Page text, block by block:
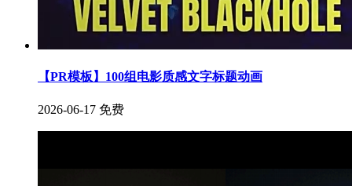
【PR模板】100组电影质感文字标题动画
2026-06-17 免费